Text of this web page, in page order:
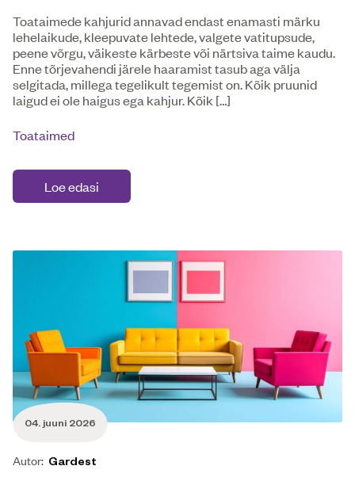
Toataimede kahjurid annavad endast enamasti märku
lehelaikude, kleepuvate lehtede, valgete vatitupsude,
peene võrgu, väikeste kärbeste või närtsiva taime kaudu.
Enne tõrjevahendi järele haaramist tasub aga välja
selgitada, millega tegelikult tegemist on. Kõik pruunid
laigud ei ole haigus ega kahjur. Kõik […]
Toataimed
Loe edasi
04. juuni 2026
Autor: Gardest